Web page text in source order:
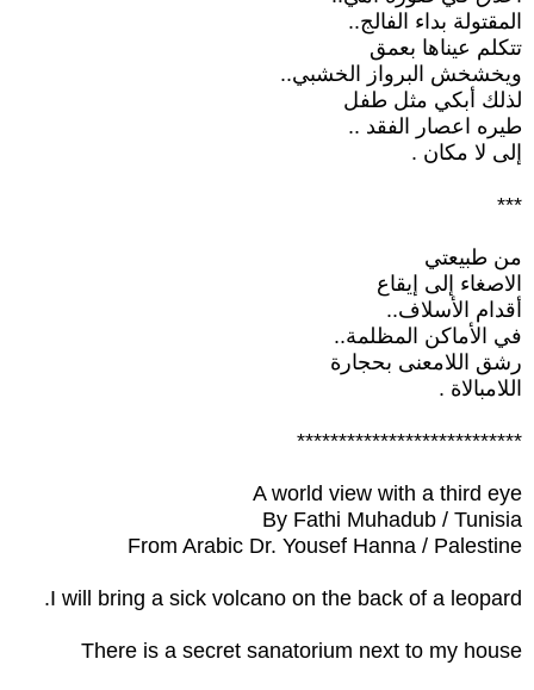
المقتولة بداء الفالج..
تتكلم عيناها بعمق
ويخشخش البرواز الخشبي..
لذلك أبكي مثل طفل
طيره اعصار الفقد ..
إلى لا مكان .
***
من طبيعتي
الاصغاء إلى إيقاع
أقدام الأسلاف..
في الأماكن المظلمة..
رشق اللامعنى بحجارة
اللامبالاة .
***************************
A world view with a third eye
By Fathi Muhadub / Tunisia
From Arabic Dr. Yousef Hanna / Palestine
I will bring a sick volcano on the back of a leopard.
There is a secret sanatorium next to my house